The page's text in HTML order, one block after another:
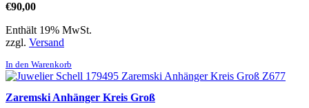
€90,00
Enthält 19% MwSt.
zzgl. Versand
In den Warenkorb
Zaremski Anhänger Kreis Groß